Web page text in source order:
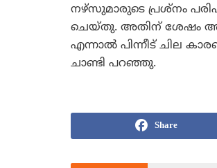
നഴ്‌സുമാരുടെ പ്രശ്‌നം
ചെയ്തു. അതിന് ശേഷം
എന്നാല്‍ പിന്നീട് ചില
ചാണ്ടി പറഞ്ഞു.
Share